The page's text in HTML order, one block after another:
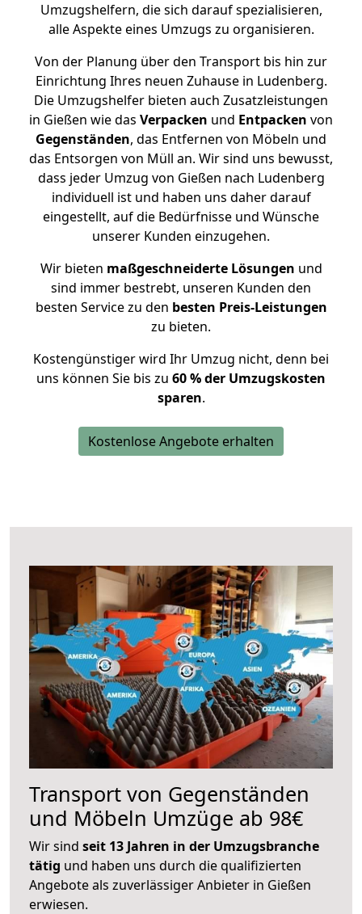
Umzugshelfern, die sich darauf spezialisieren,
alle Aspekte eines Umzugs zu organisieren.
Von der Planung über den Transport bis hin zur
Einrichtung Ihres neuen Zuhause in Ludenberg.
Die Umzugshelfer bieten auch Zusatzleistungen
in Gießen wie das Verpacken und Entpacken von
Gegenständen, das Entfernen von Möbeln und
das Entsorgen von Müll an. Wir sind uns bewusst,
dass jeder Umzug von Gießen nach Ludenberg
individuell ist und haben uns daher darauf
eingestellt, auf die Bedürfnisse und Wünsche
unserer Kunden einzugehen.
Wir bieten maßgeschneiderte Lösungen und
sind immer bestrebt, unseren Kunden den
besten Service zu den besten Preis-Leistungen
zu bieten.
Kostengünstiger wird Ihr Umzug nicht, denn bei
uns können Sie bis zu 60 % der Umzugskosten
sparen.
Kostenlose Angebote erhalten
Transport von Gegenständen
und Möbeln Umzüge ab 98€
Wir sind seit 13 Jahren in der Umzugsbranche
tätig und haben uns durch die qualifizierten
Angebote als zuverlässiger Anbieter in Gießen
erwiesen.